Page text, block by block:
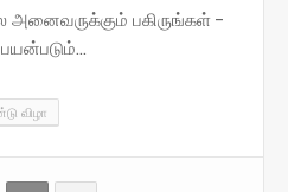
பகிருங்கள் -
விழா